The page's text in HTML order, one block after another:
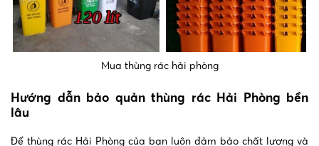
Mua thùng rác hải phòng
Hướng dẫn bảo quản thùng rác Hải Phòng bền
lâu
Để thùng rác Hải Phòng của bạn luôn đảm bảo chất lượng và